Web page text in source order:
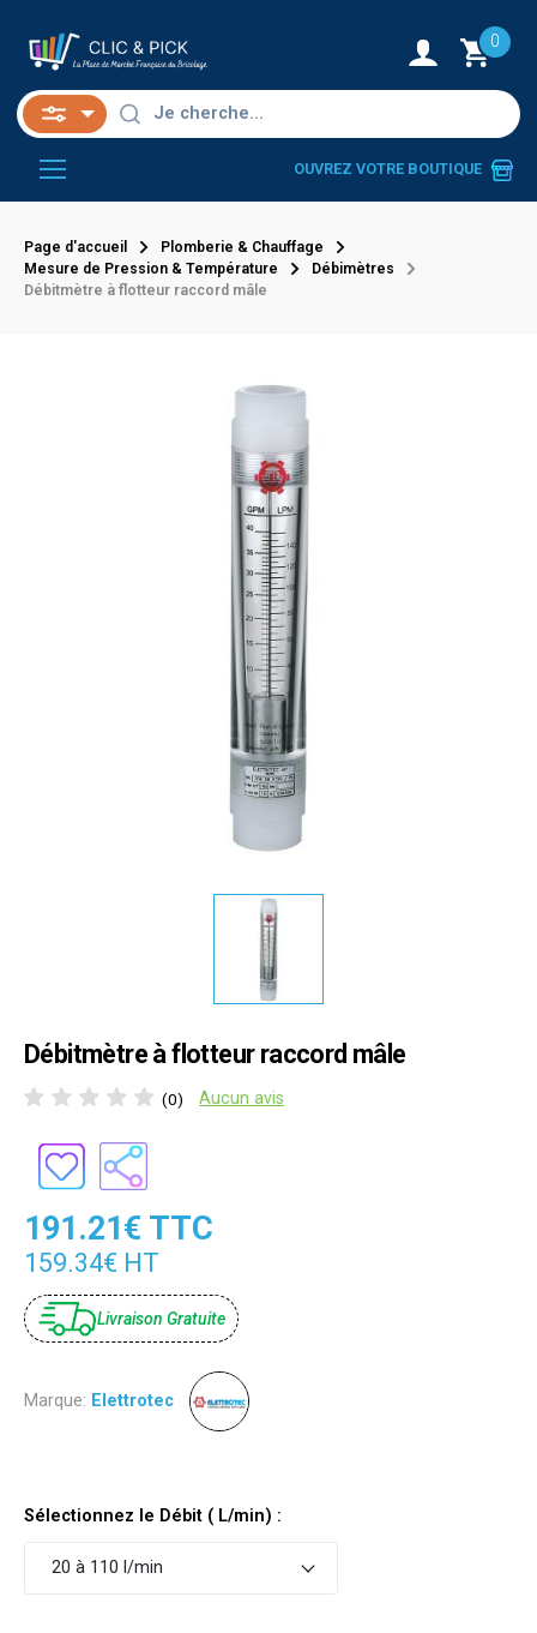
0
OUVREZ VOTRE BOUTIQUE
Page d'accueil
Plomberie & Chauffage
Mesure de Pression & Température
Débimètres
Débitmètre à flotteur raccord mâle
Débitmètre à flotteur raccord mâle
(0) Aucun avis
191.21€ TTC
159.34€ HT
Livraison Gratuite
Marque: Elettrotec
Sélectionnez le Débit ( L/min) :
20 à 110 l/min